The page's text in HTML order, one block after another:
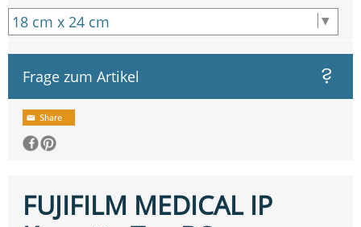
Frage zum Artikel
FUJIFILM MEDICAL IP